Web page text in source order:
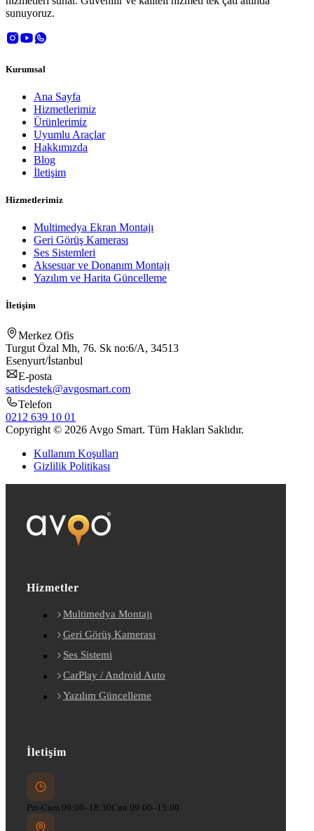
sunuyoruz.
Kurumsal
Ana Sayfa
Hizmetlerimiz
Ürünlerimiz
Uyumlu Araçlar
Hakkımızda
Blog
İletişim
Hizmetlerimiz
Multimedya Ekran Montajı
Geri Görüş Kamerası
Ses Sistemleri
Aksesuar ve Donanım Montajı
Yazılım ve Harita Güncelleme
İletişim
Merkez Ofis
Turgut Özal Mh, 76. Sk no:6/A, 34513
Esenyurt/İstanbul
E-posta
satisdestek@avgosmart.com
Telefon
0212 639 10 01
Copyright © 2026 Avgo Smart. Tüm Hakları Saklıdır.
Kullanım Koşulları
Gizlilik Politikası
Hizmetler
Multimedya Montajı
Geri Görüş Kamerası
Ses Sistemi
CarPlay / Android Auto
Yazılım Güncelleme
İletişim
Pzt-Cum 09:00–18:30Cmt 09:00–15:00